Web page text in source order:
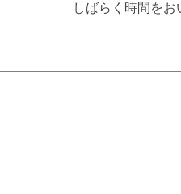
しばらく時間を